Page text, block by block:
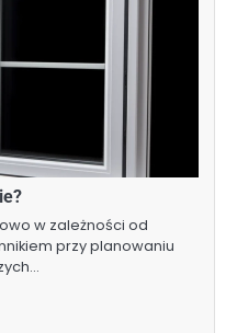
w zależności od
przy planowaniu